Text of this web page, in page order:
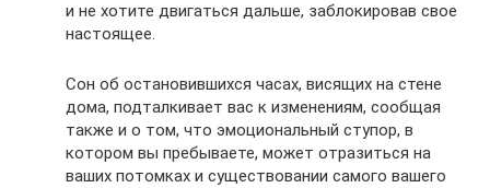
и не хотите двигаться дальше, заблокировав свое
настоящее.
Сон об остановившихся часах, висящих на стене
дома, подталкивает вас к изменениям, сообщая
также и о том, что эмоциональный ступор, в
котором вы пребываете, может отразиться на
ваших потомках и существовании самого вашего